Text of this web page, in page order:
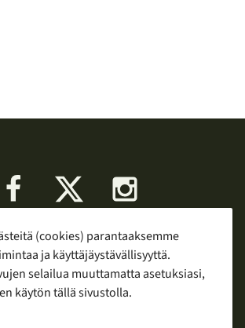
Facebook
Palaute
Tietosuoja
ja yhteistyö
Tuomas Tolppi /
(cookies) parantaaksemme
ja käyttäjäystävällisyyttä.
selailua muuttamatta asetuksiasi,
käytön tällä sivustolla.